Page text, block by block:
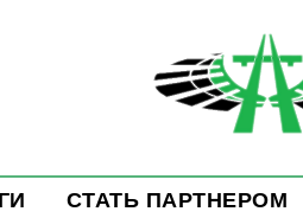
СТАТЬ ПАРТНЕРОМ